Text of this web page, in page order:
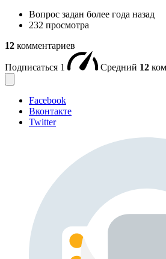
Вопрос задан более года назад
232 просмотра
12 комментариев
Подписаться 1 Средний 12
Facebook
Вконтакте
Twitter